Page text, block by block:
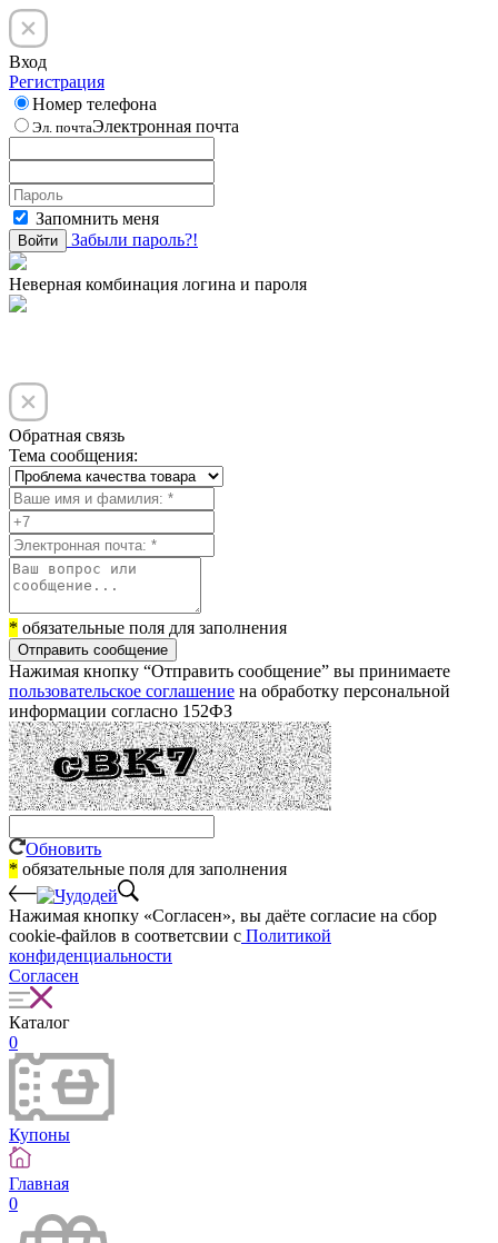
Вход
Регистрация
Номер телефона
Эл. почтаЭлектронная почта
Запомнить меня
Войти Забыли пароль?!
Неверная комбинация логина и пароля
Обратная связь
Тема сообщения:
* обязательные поля для заполнения
Отправить сообщение
Нажимая кнопку “Отправить сообщение” вы принимаете
пользовательское соглашение на обработку персональной
информации согласно 152ФЗ
Обновить
* обязательные поля для заполнения
Нажимая кнопку «Согласен», вы даёте cогласие на сбор
cookie-файлов в соответсвии с Политикой
конфиденциальности
Согласен
Каталог
0
Купоны
Главная
0